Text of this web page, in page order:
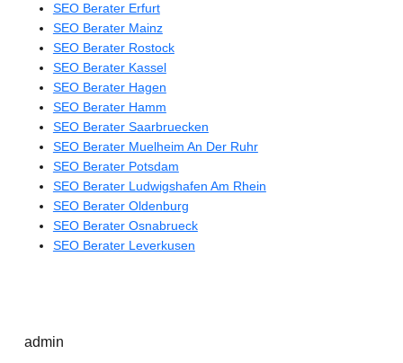
SEO Berater Erfurt
SEO Berater Mainz
SEO Berater Rostock
SEO Berater Kassel
SEO Berater Hagen
SEO Berater Hamm
SEO Berater Saarbruecken
SEO Berater Muelheim An Der Ruhr
SEO Berater Potsdam
SEO Berater Ludwigshafen Am Rhein
SEO Berater Oldenburg
SEO Berater Osnabrueck
SEO Berater Leverkusen
admin